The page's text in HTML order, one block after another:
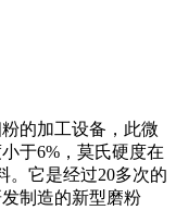
的加工设备，此微
于6%，莫氏硬度在
。它是经过20多次的
制造的新型磨粉